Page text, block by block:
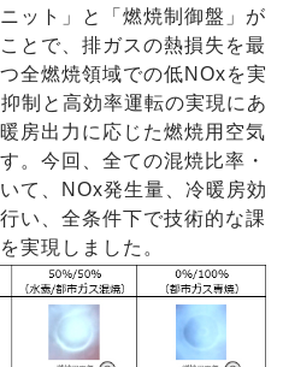
ット」と「燃焼制御盤」が
とで、排ガスの熱損失を最
全燃焼領域での低NOxを実
制と高効率運転の実現にあ
房出力に応じた燃焼用空気
。今回、全ての混焼比率・
て、NOx発生量、冷暖房効
い、全条件下で技術的な課
実現しました。